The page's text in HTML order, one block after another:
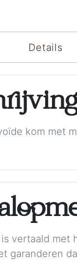
Details
kom met
vertaald met
garanderen